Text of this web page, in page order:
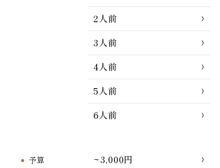
2人前
3人前
4人前
5人前
6人前
予算
~3,000円